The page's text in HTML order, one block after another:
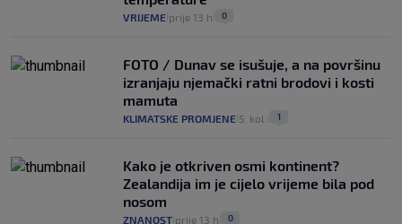
VRIJEME prije 13 h 0
FOTO / Dunav se isušuje, a na površinu
izranjaju njemački ratni brodovi i kosti
mamuta
KLIMATSKE PROMJENE 5. kol. 1
Kako je otkriven osmi kontinent?
Zealandija im je cijelo vrijeme bila pod
nosom
ZNANOST prije 13 h 0